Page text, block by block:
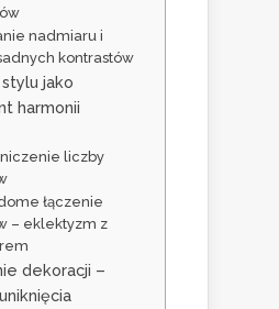
nadmiaru i
kontrastów
jako
harmonii
liczby
łączenie
– eklektyzm z
dekoracji –